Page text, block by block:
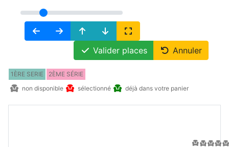
Valider places Annuler
1ÈRE SERIE
2ÈME SÉRIE
non disponible
sélectionné déjà dans votre panier